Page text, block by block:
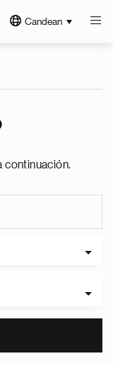
Candean
continuación.